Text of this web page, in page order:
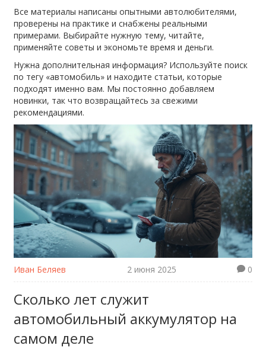
Все материалы написаны опытными автолюбителями,
проверены на практике и снабжены реальными
примерами. Выбирайте нужную тему, читайте,
применяйте советы и экономьте время и деньги.
Нужна дополнительная информация? Используйте поиск
по тегу «автомобиль» и находите статьи, которые
подходят именно вам. Мы постоянно добавляем
новинки, так что возвращайтесь за свежими
рекомендациями.
Иван Беляев 2 июня 2025 0
Сколько лет служит
автомобильный аккумулятор на
самом деле